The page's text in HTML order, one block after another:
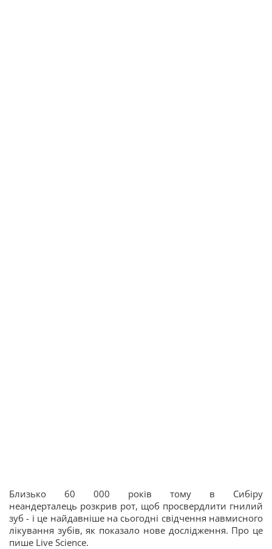
Близько 60 000 років тому в Сибіру
неандерталець розкрив рот, щоб просвердлити гнилий
зуб - і це найдавніше на сьогодні свідчення навмисного
лікування зубів, як показало нове дослідження. Про це
пише Live Science.